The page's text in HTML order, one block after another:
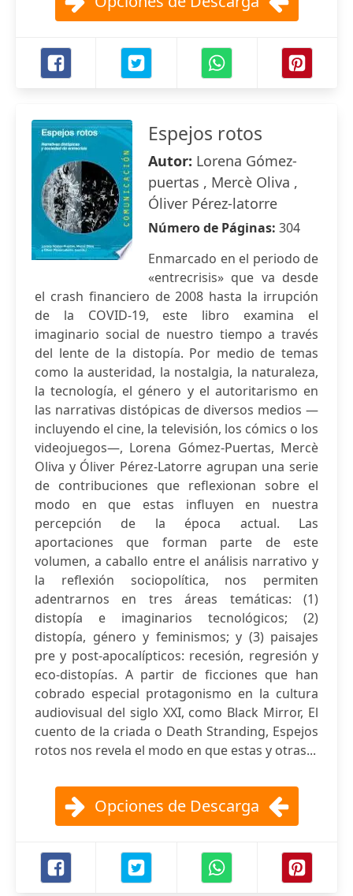
Espejos rotos
Autor: Lorena Gómez-
puertas , Mercè Oliva ,
Óliver Pérez-latorre
Número de Páginas: 304
Enmarcado en el periodo de
«entrecrisis» que va desde
el crash financiero de 2008 hasta la irrupción
de la COVID-19, este libro examina el
imaginario social de nuestro tiempo a través
del lente de la distopía. Por medio de temas
como la austeridad, la nostalgia, la naturaleza,
la tecnología, el género y el autoritarismo en
las narrativas distópicas de diversos medios —
incluyendo el cine, la televisión, los cómics o los
videojuegos—, Lorena Gómez-Puertas, Mercè
Oliva y Óliver Pérez-Latorre agrupan una serie
de contribuciones que reflexionan sobre el
modo en que estas influyen en nuestra
percepción de la época actual. Las
aportaciones que forman parte de este
volumen, a caballo entre el análisis narrativo y
la reflexión sociopolítica, nos permiten
adentrarnos en tres áreas temáticas: (1)
distopía e imaginarios tecnológicos; (2)
distopía, género y feminismos; y (3) paisajes
pre y post-apocalípticos: recesión, regresión y
eco-distopías. A partir de ficciones que han
cobrado especial protagonismo en la cultura
audiovisual del siglo XXI, como Black Mirror, El
cuento de la criada o Death Stranding, Espejos
rotos nos revela el modo en que estas y otras...
Opciones de Descarga